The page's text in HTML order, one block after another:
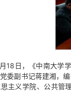
18日，《中南大学
委副书记蒋建湘，
主义学院、公共管